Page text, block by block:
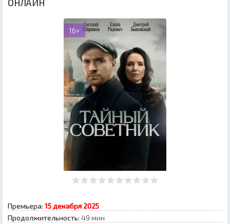
ОНЛАЙН
16+
Премьера: 15 декабря 2025
Продолжительность: 49 мин